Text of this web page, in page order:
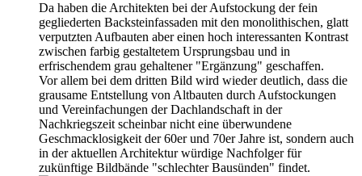
Da haben die Architekten bei der Aufstockung der fein
gegliederten Backsteinfassaden mit den monolithischen, glatt
verputzten Aufbauten aber einen hoch interessanten Kontrast
zwischen farbig gestaltetem Ursprungsbau und in
erfrischendem grau gehaltener "Ergänzung" geschaffen.
Vor allem bei dem dritten Bild wird wieder deutlich, dass die
grausame Entstellung von Altbauten durch Aufstockungen
und Vereinfachungen der Dachlandschaft in der
Nachkriegszeit scheinbar nicht eine überwundene
Geschmacklosigkeit der 60er und 70er Jahre ist, sondern auch
in der aktuellen Architektur würdige Nachfolger für
zukünftige Bildbände "schlechter Bausünden" findet.